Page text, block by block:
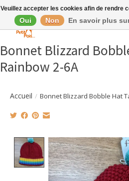
Bonnet Blizzard
Rainbow 2-6A
Accueil / Bonnet Blizzard Bobble Hat
Product image
Veuillez accepter les cookies afin de rendre
Oui Non En savoir plus